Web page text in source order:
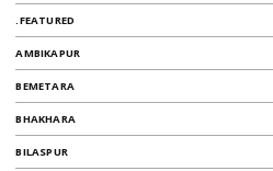
.FEATURED
AMBIKAPUR
BEMETARA
BHAKHARA
BILASPUR